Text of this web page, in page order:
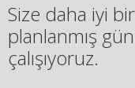
Size daha iyi
planlanmış
çalışıyoruz.